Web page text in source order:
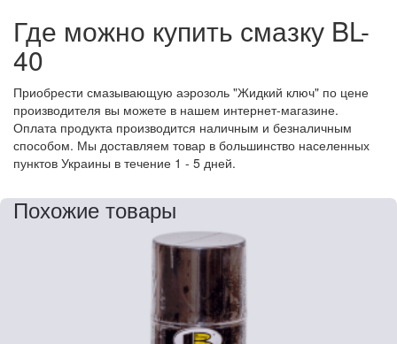
Где можно купить смазку BL-
40
Приобрести смазывающую аэрозоль "Жидкий ключ" по цене
производителя вы можете в нашем интернет-магазине.
Оплата продукта производится наличным и безналичным
способом. Мы доставляем товар в большинство населенных
пунктов Украины в течение 1 - 5 дней.
Похожие товары